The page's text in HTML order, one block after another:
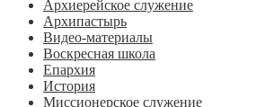
Архиерейское служение
Архипастырь
Видео-материалы
Воскресная школа
Епархия
История
Миссионерское служение